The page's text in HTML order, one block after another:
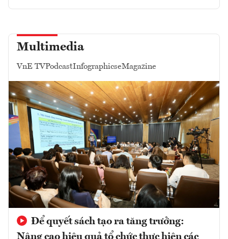
Multimedia
VnE TVPodcastInfographicseMagazine
Để quyết sách tạo ra tăng trưởng:
Nâng cao hiệu quả tổ chức thực hiện các